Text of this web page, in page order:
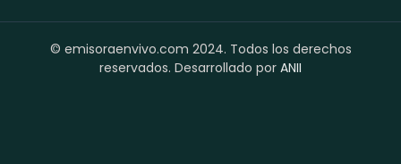
© emisoraenvivo.com 2024. Todos los derechos
reservados. Desarrollado por ANII